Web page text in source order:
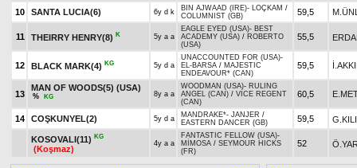
10 SANTA LUCIA(6) 6y d k BIN AJWAAD (IRE)- LOÇKAM /
COLUMNIST (GB)
59,5
11 THEIRRY HENRY(8) K 5y a a
EAGLE EYED (USA)- BEST
ACADEMY (USA) / ROBERTO
(USA)
55,5
12 BLACK MARK(4) KG 5y d a
UNACCOUNTED FOR (USA)-
EL-BARSA / MAJESTIC
ENDEAVOUR* (CAN)
59,5
13
MAN OF WOODS(5) (USA)
% KG 8y a a
WOODMAN (USA)- RULING
ANGEL (CAN) / VICE REGENT
(CAN)
60,5
14 COŞKUNYEL(2) 5y d a MANDRAKE*- JANJER /
EASTERN DANCER (GB)
59,5
KOSOVALI(11) KG
(Koşmaz)
4y a a
FANTASTIC FELLOW (USA)-
MİMOSA / SEYMOUR HICKS
(FR)
52